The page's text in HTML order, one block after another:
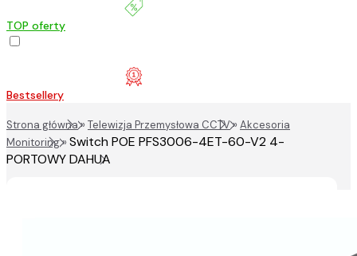
TOP oferty
Bestsellery
Strona główna»Telewizja Przemysłowa CCTV»Akcesoria
Monitoring»Switch POE PFS3006-4ET-60-V2 4-
PORTOWY DAHUA